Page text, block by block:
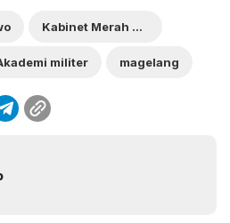
Kabinet Merah Putih
militer magelang